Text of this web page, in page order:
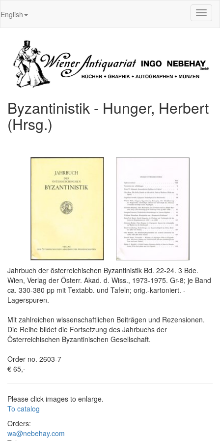
English
Byzantinistik - Hunger, Herbert
(Hrsg.)
Jahrbuch der österreichischen Byzantinistik Bd. 22-24. 3 Bde.
Wien, Verlag der Österr. Akad. d. Wiss., 1973-1975. Gr-8; je Band
ca. 330-380 pp mit Textabb. und Tafeln; orig.-kartoniert. -
Lagerspuren.
Mit zahlreichen wissenschaftlichen Beiträgen und Rezensionen.
Die Reihe bildet die Fortsetzung des Jahrbuchs der
Österreichischen Byzantinischen Gesellschaft.
Order no. 2603-7
€ 65,-
Please click images to enlarge.
To catalog
Orders:
wa@nebehay.com